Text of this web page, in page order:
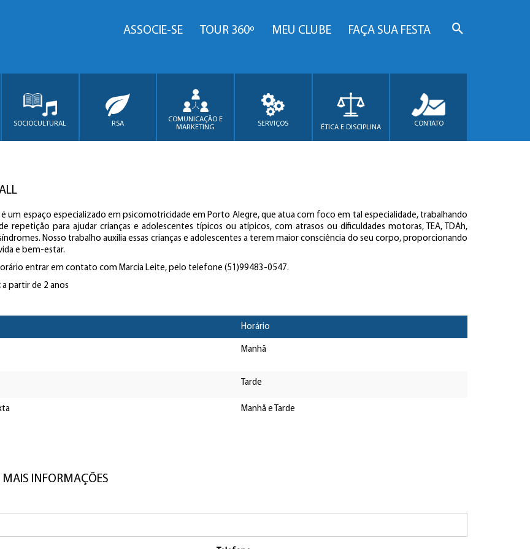
ASSOCIE-SE TOUR 360º MEU CLUBE FAÇA SUA FESTA
SOCIOCULTURAL RSA
COMUNICAÇÃO E
MARKETING
SERVIÇOS ÉTICA E DISCIPLINA CONTATO
é um espaço especializado em psicomotricidade em Porto Alegre, que atua com foco em tal especialidade, trabalhando
repetição para ajudar crianças e adolescentes típicos ou atípicos, com atrasos ou dificuldades motoras, TEA, TDAh,
Nosso trabalho auxilia essas crianças e adolescentes a terem maior consciência do seu corpo, proporcionando
e bem-estar.
entrar em contato com Marcia Leite, pelo telefone (51)99483-0547.
a partir de 2 anos
Horário
Manhã
Tarde
Manhã e Tarde
MAIS INFORMAÇÕES